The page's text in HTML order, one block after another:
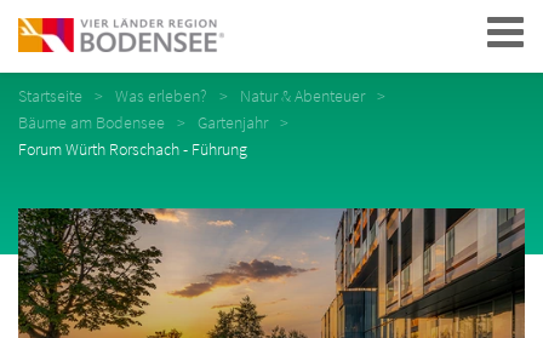
Navigation
Startseite Was erleben?
Natur & Abenteuer
Bäume am Bodensee
Gartenjahr
Forum Würth Rorschach - Führung